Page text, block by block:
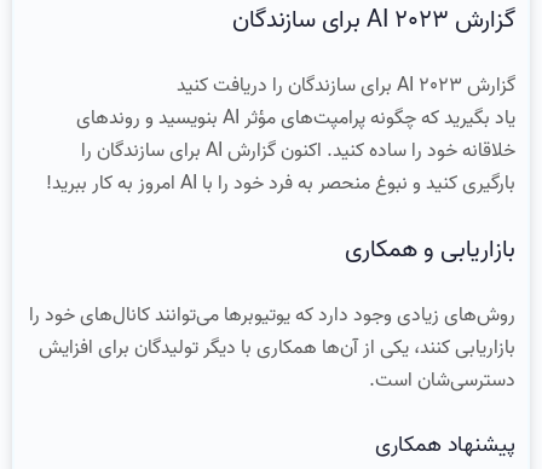
گزارش 2023 AI برای سازندگان
گزارش 2023 AI برای سازندگان را دریافت کنید
یاد بگیرید که چگونه پرامپت‌های مؤثر AI بنویسید و روندهای
خلاقانه خود را ساده کنید. اکنون گزارش AI برای سازندگان را
بارگیری کنید و نبوغ منحصر به فرد خود را با AI امروز به کار ببرید!
بازاریابی و همکاری
روش‌های زیادی وجود دارد که یوتیوبرها می‌توانند کانال‌های خود را
بازاریابی کنند، یکی از آن‌ها همکاری با دیگر تولیدگان برای افزایش
دسترسی‌شان است.
پیشنهاد همکاری